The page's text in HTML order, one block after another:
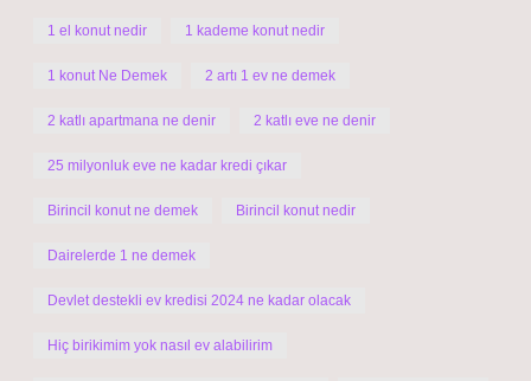
1 el konut nedir 1 kademe konut nedir
1 konut Ne Demek 2 artı 1 ev ne demek
2 katlı apartmana ne denir 2 katlı eve ne denir
25 milyonluk eve ne kadar kredi çıkar
Birincil konut ne demek Birincil konut nedir
Dairelerde 1 ne demek
Devlet destekli ev kredisi 2024 ne kadar olacak
Hiç birikimim yok nasıl ev alabilirim